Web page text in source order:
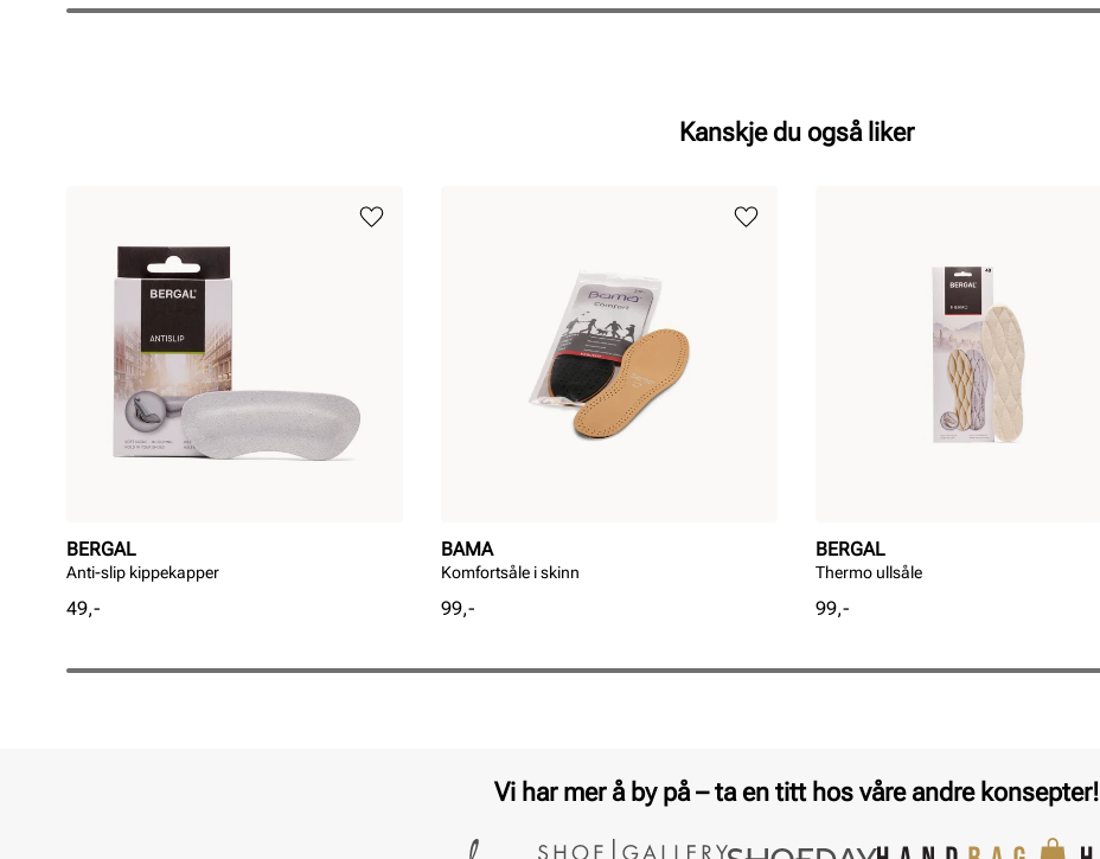
Kanskje du også liker
BERGAL
Anti-slip kippekapper
Pris
49,-
BAMA
Komfortsåle i skinn
Pris
99,-
BERGAL
Thermo ullsåle
Pris
99,-
Vi har mer å by på – ta en titt hos våre andre konsepter!